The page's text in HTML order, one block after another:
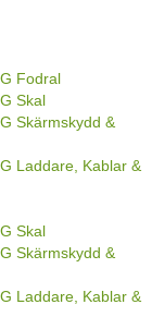
Fodral
Skal
Skärmskydd &
Laddare, Kablar &
Skal
Skärmskydd &
Laddare, Kablar &